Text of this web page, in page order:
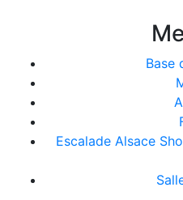
Base
Escalade Alsace